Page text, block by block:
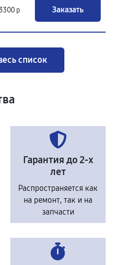
р Заказать
список
Гарантия до 2-х
лет
Распространяется как
на ремонт, так и на
запчасти